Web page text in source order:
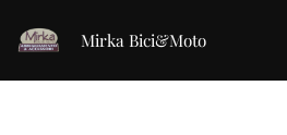
Mirka Bici&Moto